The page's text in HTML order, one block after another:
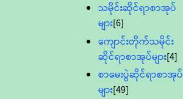
သမိုင်းဆိုင်ရာစာအုပ်
များ[6]
ကျောင်းတိုက်သမိုင်း
ဆိုင်ရာစာအုပ်များ[4]
စာမေးပွဲဆိုင်ရာစာအုပ်
များ[49]